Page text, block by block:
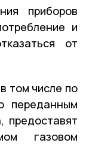
приборов
и
от
том числе по
переданным
предоставят
газовом